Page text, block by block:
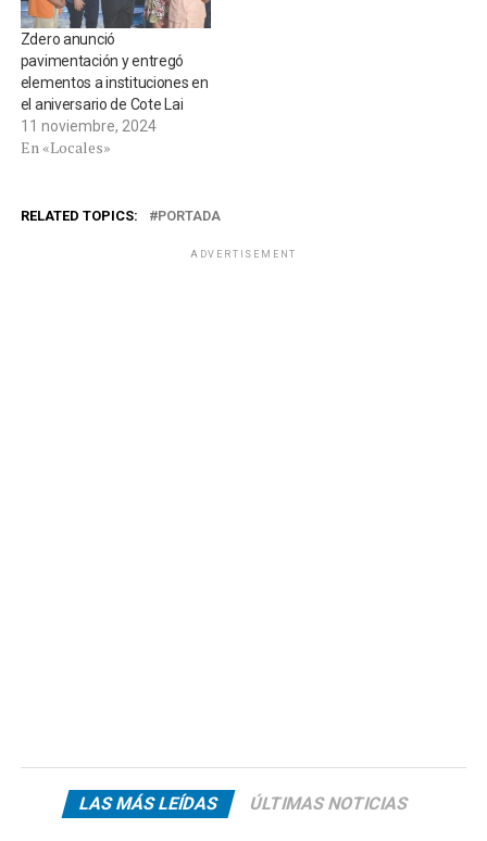
Zdero anunció
pavimentación y entregó
elementos a instituciones en
el aniversario de Cote Lai
11 noviembre, 2024
En «Locales»
RELATED TOPICS: PORTADA
ADVERTISEMENT
LAS MÁS LEÍDAS ÚLTIMAS NOTICIAS